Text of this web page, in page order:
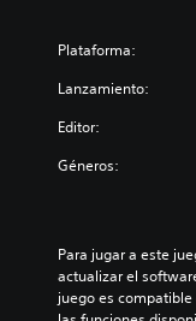
Plataforma:
Lanzamiento:
Editor:
Géneros:
Para jugar a este
actualizar el
juego es